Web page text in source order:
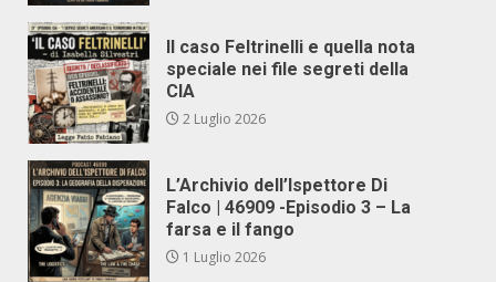
Il caso Feltrinelli e quella nota
speciale nei file segreti della
CIA
2 Luglio 2026
L’Archivio dell’Ispettore Di
Falco | 46909 -Episodio 3 – La
farsa e il fango
1 Luglio 2026